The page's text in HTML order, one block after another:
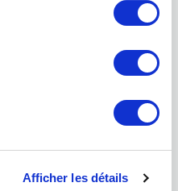
Afficher les détails